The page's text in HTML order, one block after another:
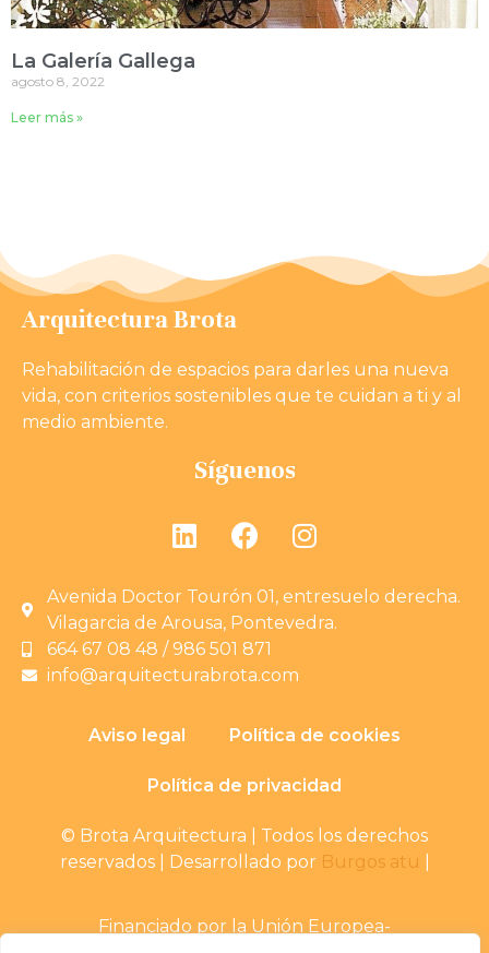
La Galería Gallega
agosto 8, 2022
Leer más »
Arquitectura Brota
Rehabilitación de espacios para darles una nueva
vida, con criterios sostenibles que te cuidan a ti y al
medio ambiente.
Síguenos
Avenida Doctor Tourón 01, entresuelo derecha.
Vilagarcia de Arousa, Pontevedra.
664 67 08 48 / 986 501 871
info@arquitecturabrota.com
Aviso legal Política de cookies
Política de privacidad
© Brota Arquitectura | Todos los derechos
reservados | Desarrollado por Burgos atu
Financiado por la Unión Europea-